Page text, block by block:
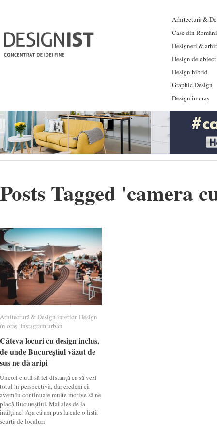
Arhitectură &
Case din
Designeri &
Design de obiect
Design hibrid
Graphic Design
Design în oraș
Posts Tagged 'camera
Arhitectură & Design interior,Design
în oraș, Instagram urban
Câteva locuri cu design inclus,
de unde Bucureștiul văzut de
sus ne dă aripi
Uneori e util să iei distanță ca să vezi
totul în perspectivă, dar credem că
avem în continuare multe motive să ne
placă Bucureștiul. Mai ales de la
înălțime! Așa că am pus la cale o listă
scurtă de localuri
Arhitectură & Design interior Design
în oraș Instagram urban
Câteva locuri cu design inclus,
de unde Bucureștiul văzut de
sus ne dă aripi